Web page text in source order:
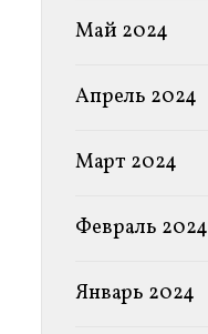
Май 2024
Апрель 2024
Март 2024
Февраль 2024
Январь 2024